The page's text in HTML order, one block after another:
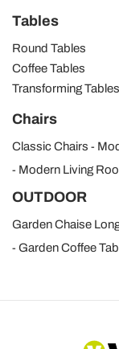
Tables
Round Tables
Coffee Tables
Transforming Tables
Chairs
Classic Chairs
Modern Living
OUTDOOR
Garden Chaise
Garden Coffee